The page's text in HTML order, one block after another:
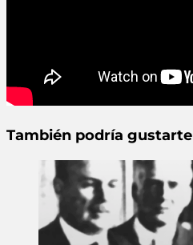
También podría gustarte